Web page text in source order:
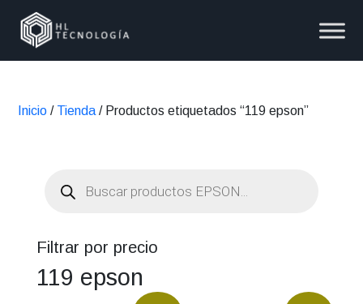
Inicio / Tienda / Productos etiquetados “119 epson”
productos
Filtrar por precio
119 epson